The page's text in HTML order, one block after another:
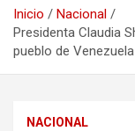
Inicio
Nacional
Presidenta Claudia
pueblo de
NACIONAL